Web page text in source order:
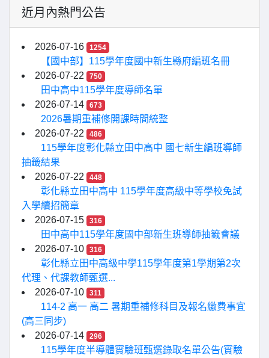
近月內熱門公告
2026-07-16 1254
【國中部】115學年度國中新生縣府編班名冊
2026-07-22
750
田中高中115學年度導師名單
2026-07-14
673
2026暑期重補修開課時間統整
2026-07-22
486
115學年度彰化縣立田中高中 國七新生編班導師
抽籤結果
2026-07-22
448
彰化縣立田中高中 115學年度高級中等學校免試
入學續招簡章
2026-07-15
316
田中高中115學年度國中部新生班導師抽籤會議
2026-07-10
316
彰化縣立田中高級中學115學年度第1學期第2次
代理、代課教師甄選...
2026-07-10
311
114-2 高一 高二 暑期重補修科目及報名繳費事宜
(高三同步)
2026-07-14
296
115學年度半導體實驗班甄選錄取名單公告(實驗